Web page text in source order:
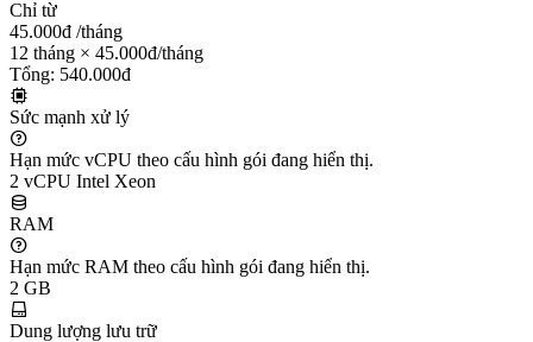
Chỉ từ
45.000đ /tháng
12 tháng × 45.000đ/tháng
Tổng: 540.000đ
Sức mạnh xử lý
Hạn mức vCPU theo cấu hình gói đang hiển thị.
2 vCPU Intel Xeon
RAM
Hạn mức RAM theo cấu hình gói đang hiển thị.
2 GB
Dung lượng lưu trữ